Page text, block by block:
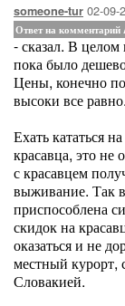
someone-tur 02-09-
Ответ на
- сказал. В
пока было
Цены, конечно
высоки все равно.
Ехать кататься
красавца, это не
с красавцем
выживание. Так
приспособлена
скидок на
оказаться и не
местный
Словакией.